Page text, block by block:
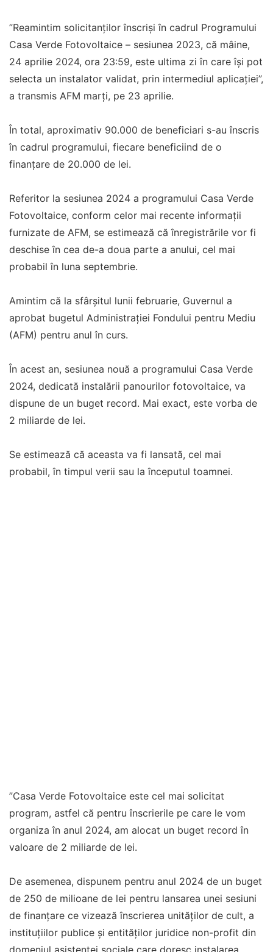
”Reamintim solicitanților înscriși în cadrul Programului
Casa Verde Fotovoltaice – sesiunea 2023, că mâine,
24 aprilie 2024, ora 23:59, este ultima zi în care își pot
selecta un instalator validat, prin intermediul aplicaţiei”,
a transmis AFM marți, pe 23 aprilie.
În total, aproximativ 90.000 de beneficiari s-au înscris
în cadrul programului, fiecare beneficiind de o
finanțare de 20.000 de lei.
Referitor la sesiunea 2024 a programului Casa Verde
Fotovoltaice, conform celor mai recente informații
furnizate de AFM, se estimează că înregistrările vor fi
deschise în cea de-a doua parte a anului, cel mai
probabil în luna septembrie.
Amintim că la sfârșitul lunii februarie, Guvernul a
aprobat bugetul Administrației Fondului pentru Mediu
(AFM) pentru anul în curs.
În acest an, sesiunea nouă a programului Casa Verde
2024, dedicată instalării panourilor fotovoltaice, va
dispune de un buget record. Mai exact, este vorba de
2 miliarde de lei.
Se estimează că aceasta va fi lansată, cel mai
probabil, în timpul verii sau la începutul toamnei.
”Casa Verde Fotovoltaice este cel mai solicitat
program, astfel că pentru înscrierile pe care le vom
organiza în anul 2024, am alocat un buget record în
valoare de 2 miliarde de lei.
De asemenea, dispunem pentru anul 2024 de un buget
de 250 de milioane de lei pentru lansarea unei sesiuni
de finanțare ce vizează înscrierea unităților de cult, a
instituțiilor publice și entităților juridice non-profit din
domeniul asistenței sociale care doresc instalarea